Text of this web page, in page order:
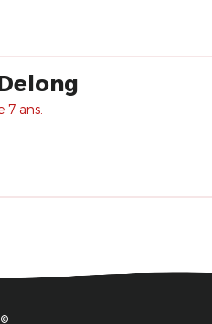
7 ans.